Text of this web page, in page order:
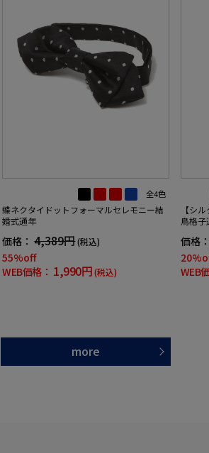
全4色
蝶ネクタイドットフォーマルセレモニー結
婚式通年
価格： 4,389円(税込)
55%off
WEB価格： 1,990円(税込)
【シ
鳥格子
価格：
WEB
more